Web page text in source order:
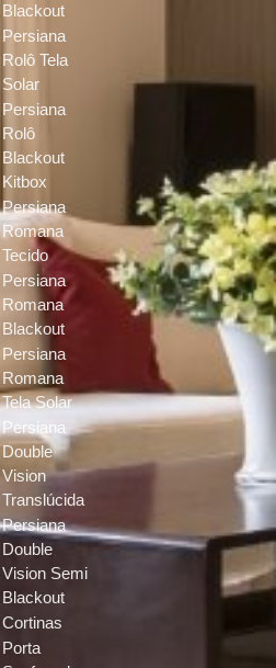
Blackout
Persiana
Rolô Tela
Solar
Persiana
Rolô
Blackout
Kitbox
Persiana
Romana
Tecido
Persiana
Romana
Blackout
Persiana
Romana
Tela Solar
Persiana
Double
Vision
Translúcida
Persiana
Double
Vision Semi
Blackout
Cortinas
Porta